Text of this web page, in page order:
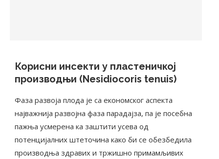
Корисни инсекти у пластеничкој
производњи (Nesidiocoris tenuis)
Фаза развоја плода је са економског аспекта
најважнија развојна фаза парадајза, па је посебна
пажња усмерена ка заштити усева од
потенцијалних штеточина како би се обезбедила
производња здравих и тржишно примамљивих